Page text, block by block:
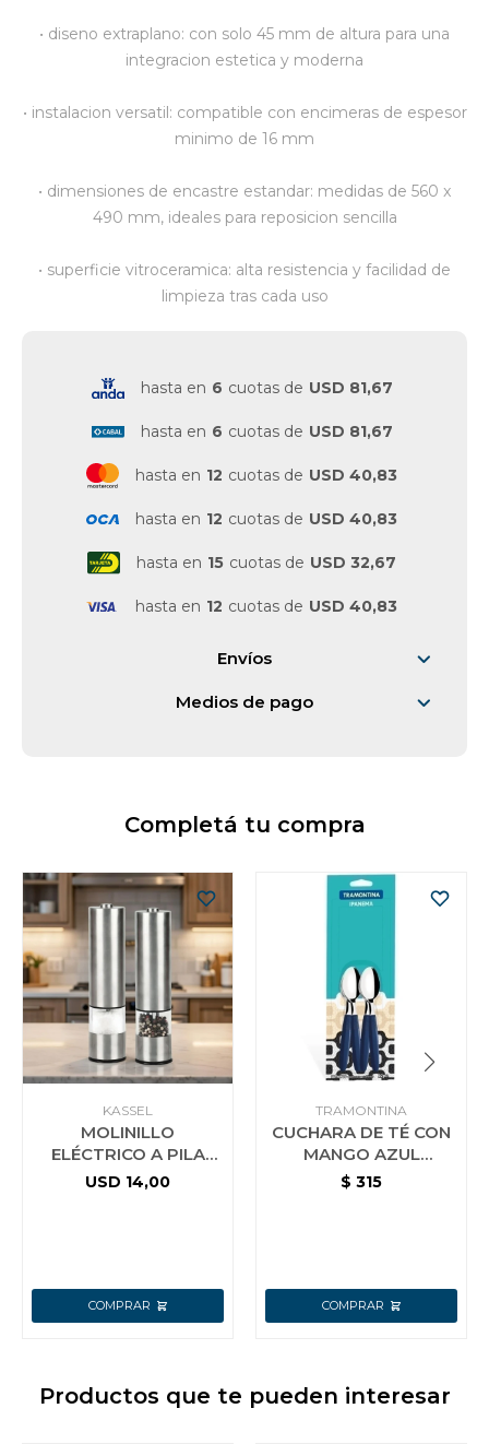
• diseno extraplano: con solo 45 mm de altura para una
integracion estetica y moderna
• instalacion versatil: compatible con encimeras de espesor
minimo de 16 mm
• dimensiones de encastre estandar: medidas de 560 x
490 mm, ideales para reposicion sencilla
• superficie vitroceramica: alta resistencia y facilidad de
limpieza tras cada uso
hasta en 6 cuotas de USD 81,67
hasta en 6 cuotas de USD 81,67
hasta en 12 cuotas de USD 40,83
hasta en 12 cuotas de USD 40,83
hasta en 15 cuotas de USD 32,67
hasta en 12 cuotas de USD 40,83
Envíos
Medios de pago
Completá tu compra
KASSEL
MOLINILLO
ELÉCTRICO A PILA
PARA SAL O PIMIENTA
USD 14,00
TRAMONTINA
CUCHARA DE TÉ CON
MANGO AZUL
TRAMONTINA
$ 315
Productos que te pueden interesar
Vestimenta y calzado